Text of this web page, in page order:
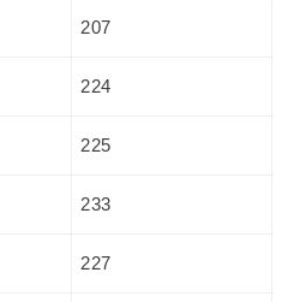
207
224
225
233
227